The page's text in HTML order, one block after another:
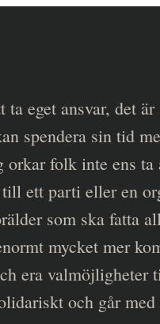
eget ansvar, det
spendera sin tid
orkar folk inte ens
ett parti eller en
som ska fatta
mycket mer
era valmöjligheter
och går